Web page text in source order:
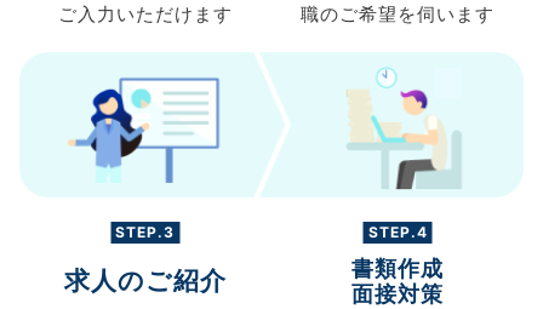
ご入力 いただけます
職のご希望を伺います
STEP.3
求人のご紹介
STEP.4
書類作成
面接対策